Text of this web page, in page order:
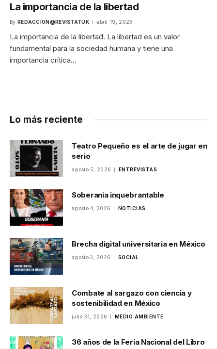
La importancia de la libertad
By REDACCION@REVISTATUK abril 19, 2023
La importancia de la libertad. La libertad es un valor
fundamental para la sociedad humana y tiene una
importancia crítica…
Lo más reciente
Teatro Pequeño es el arte de jugar en
serio
agosto 5, 2026 ENTREVISTAS
Soberanía inquebrantable
agosto 4, 2026 NOTICIAS
Brecha digital universitaria en México
agosto 3, 2026 SOCIAL
Combate al sargazo con ciencia y
sostenibilidad en México
julio 31, 2026 MEDIO AMBIENTE
36 años de la Feria Nacional del Libro